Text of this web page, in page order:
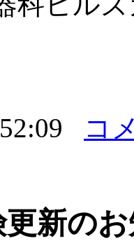
コ
更新の